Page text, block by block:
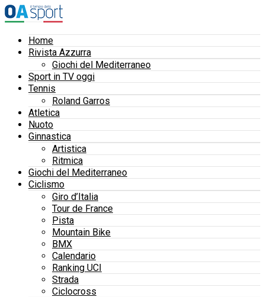
Home
Rivista Azzurra
Giochi del Mediterraneo
Sport in TV oggi
Tennis
Roland Garros
Atletica
Nuoto
Ginnastica
Artistica
Ritmica
Giochi del Mediterraneo
Ciclismo
Giro d’Italia
Tour de France
Pista
Mountain Bike
BMX
Calendario
Ranking UCI
Strada
Ciclocross